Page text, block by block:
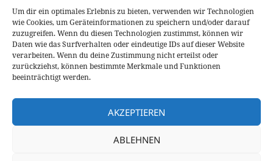
Um dir ein optimales Erlebnis zu bieten, verwenden wir Technologien
wie Cookies, um Geräteinformationen zu speichern und/oder darauf
zuzugreifen. Wenn du diesen Technologien zustimmst, können wir
Daten wie das Surfverhalten oder eindeutige IDs auf dieser Website
verarbeiten. Wenn du deine Zustimmung nicht erteilst oder
zurückziehst, können bestimmte Merkmale und Funktionen
beeinträchtigt werden.
AKZEPTIEREN
ABLEHNEN
Die Kompaktbaureihe der Daimler AG wird
erweitert. Selbstverständlich um ein SUV. Mit dem
Mercedes-Benz Concept GLB gibt man auf der Auto
Shanghai einen Ausblick auf das künftige Kompakt-
SUV mit bis zu sieben Sitzplätzen, welches sich